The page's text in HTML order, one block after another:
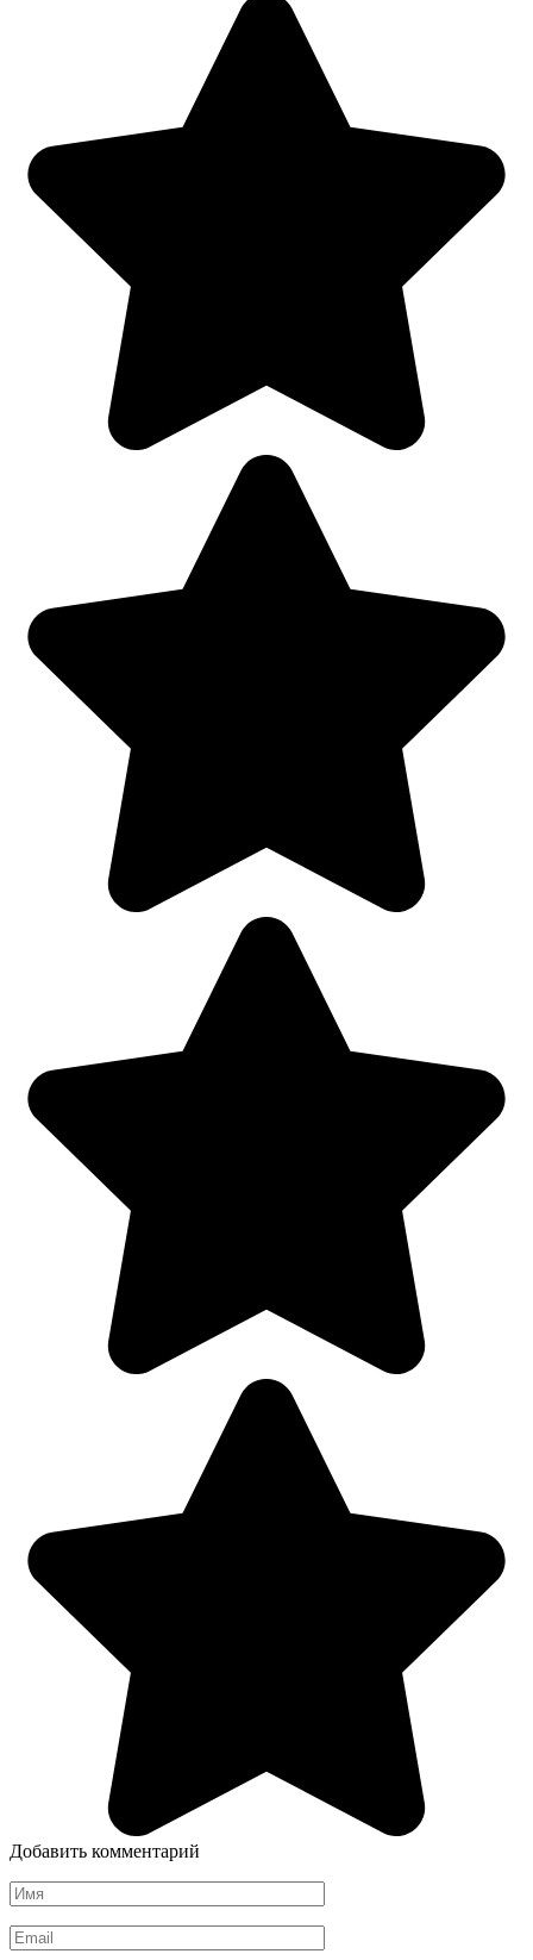
Добавить комментарий
Имя
*
Email
*